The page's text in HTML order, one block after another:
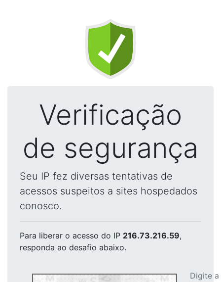
Verificação
de segurança
Seu IP fez diversas tentativas de
acessos suspeitos a sites hospedados
conosco.
Para liberar o acesso do IP 216.73.216.59,
responda ao desafio abaixo.
Digite